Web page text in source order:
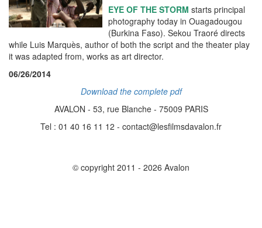
EYE OF THE STORM starts principal
photography today in Ouagadougou
(Burkina Faso). Sekou Traoré directs
while Luis Marquès, author of both the script and the theater play
it was adapted from, works as art director.
06/26/2014
Download the complete pdf
AVALON - 53, rue Blanche - 75009 PARIS
Tel : 01 40 16 11 12 - contact@lesfilmsdavalon.fr
© copyright 2011 - 2026 Avalon